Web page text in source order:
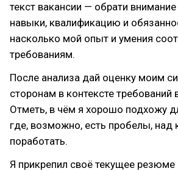
текст вакансии — обрати
навыки, квалификацию и
насколько мой опыт и умения
требованиям.
После анализа дай оценку моим
сторонам в контексте требований
Отметь, в чём я хорошо подхожу
где, возможно, есть пробелы, над
поработать.
Я прикрепил своё текущее